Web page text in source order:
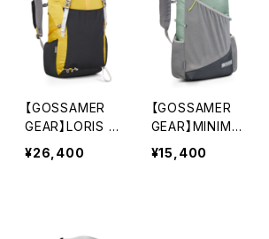
【GOSSAMER
GEAR】LORIS 2
5
¥26,400
【GOSSAMER
GEAR】MINIMA
LIST 19
¥15,400